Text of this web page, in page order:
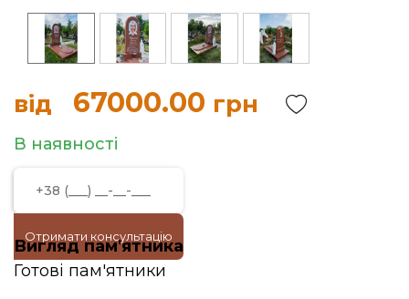
від 67000.00 грн
В наявності
Отримати консультацію
Вигляд пам'ятника
Готові пам'ятники